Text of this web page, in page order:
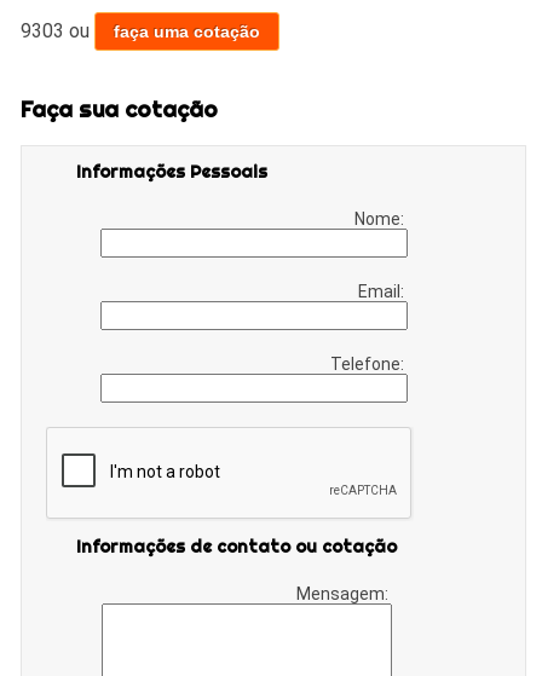
9303 ou faça uma cotação
Faça sua cotação
Informações Pessoais
Nome:
Email:
Telefone:
Informações de contato ou cotação
Mensagem: